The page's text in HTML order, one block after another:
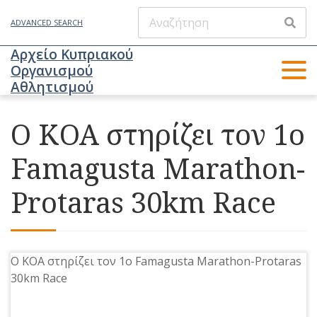
ADVANCED SEARCH
Αρχείο Κυπριακού
Οργανισμού
Αθλητισμού
Ο ΚΟΑ στηρίζει τον 1ο
Famagusta Marathon-
Protaras 30km Race
Ο ΚΟΑ στηρίζει τον 1ο Famagusta Marathon-Protaras
30km Race